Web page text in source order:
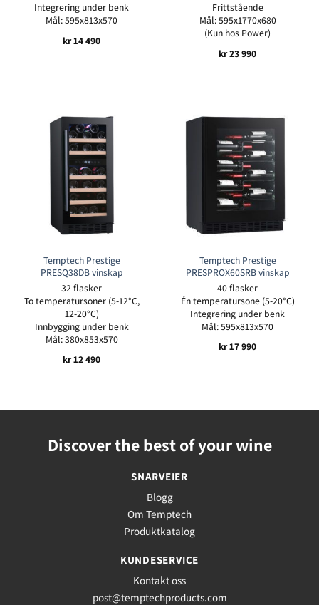
Integrering under benk
Mål: 595x813x570
kr14 490
Frittstående
Mål: 595x1770x680
(Kun hos Power)
kr23 990
Temptech Prestige
PRESQ38DB vinskap
32 flasker
To temperatursoner (5-12°C,
12-20°C)
Innbygging under benk
Mål: 380x853x570
kr12 490
Temptech Prestige
PRESPROX60SRB vinskap
40 flasker
Én temperatursone (5-20°C)
Integrering under benk
Mål: 595x813x570
kr17 990
Discover the best of your wine
SNARVEIER
Blogg
Om Temptech
Produktkatalog
KUNDESERVICE
Kontakt oss
post@temptechproducts.com